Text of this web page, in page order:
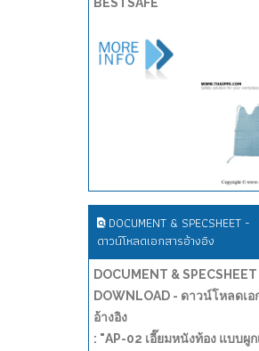
DOCUMENT & SPECSHEET -
ดาวน์โหลดเอกสารอ้างอิง
DOCUMENT & SPECSHEET
DOWNLOAD - ดาวน์โหลดเอ
อ้างอิง
: "AP-02 เอี๊ยมหนังท้อง แบบผู